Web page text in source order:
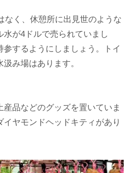
なく、休憩所に出見世のような
水が4ドルで売られていまし
参するようにしましょう。トイ
み場はあります。
産品などのグッズを置いていま
ヤモンドヘッドキティがあり